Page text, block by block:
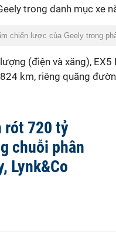
trong danh mục xe
chiến lược của Geely trong
(điện và xăng),
km, riêng quãng
rót 720 tỷ
chuỗi phân
Lynk&Co